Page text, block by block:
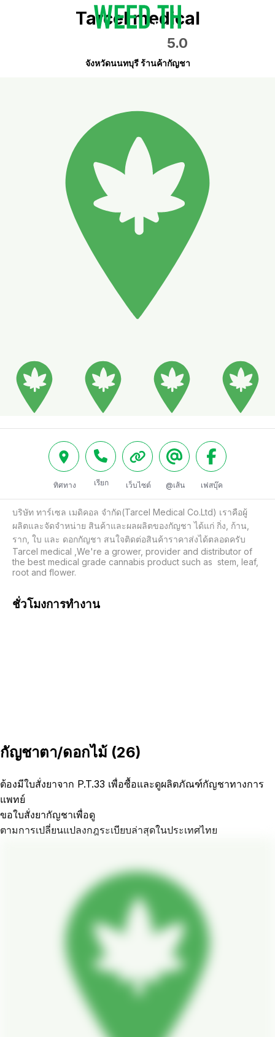
Tarcel medical
5.0
จังหวัดนนทบุรี ร้านค้ากัญชา
ทิศทาง เรียก เว็บไซต์ @เส้น เฟสบุ๊ค
บริษัท ทาร์เซล เมดิคอล จำกัด(Tarcel Medical Co.Ltd) เราคือผู้
ผลิตและจัดจำหน่าย สินค้าและผลผลิตของกัญชา ได้แก่ กิ่ง, ก้าน,
ราก, ใบ และ ดอกกัญชา สนใจติดต่อสินค้าราคาส่งได้ตลอดครับ
Tarcel medical ,We're a grower, provider and distributor of
the best medical grade cannabis product such as  stem, leaf,
root and flower.
ชั่วโมงการทำงาน
กัญชาตา/ดอกไม้ (26)
ต้องมีใบสั่งยาจาก P.T.33 เพื่อซื้อและดูผลิตภัณฑ์กัญชาทางการ
แพทย์
ขอใบสั่งยากัญชาเพื่อดู
ตามการเปลี่ยนแปลงกฎระเบียบล่าสุดในประเทศไทย